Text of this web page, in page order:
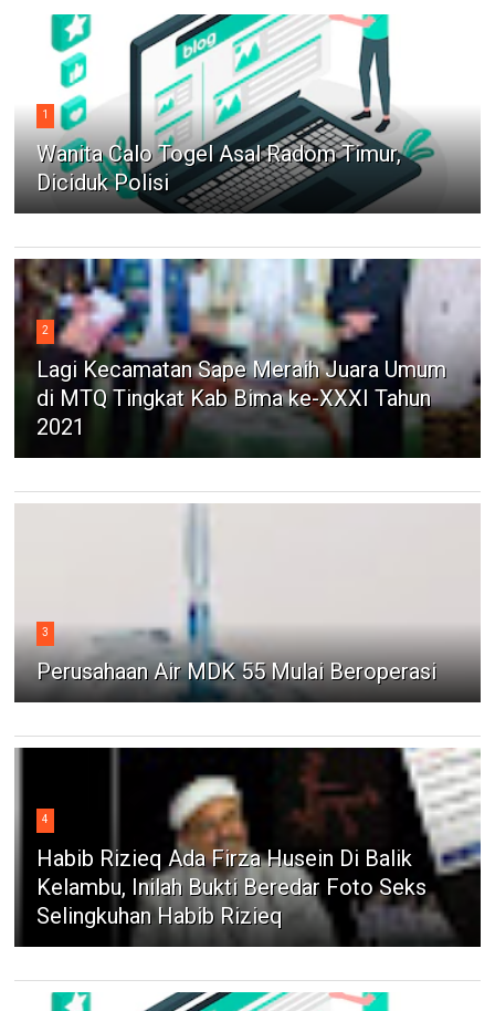
1
Wanita Calo Togel Asal Radom Timur,
Diciduk Polisi
2
Lagi Kecamatan Sape Meraih Juara Umum
di MTQ Tingkat Kab Bima ke-XXXI Tahun
2021
3
Perusahaan Air MDK 55 Mulai Beroperasi
4
Habib Rizieq Ada Firza Husein Di Balik
Kelambu, Inilah Bukti Beredar Foto Seks
Selingkuhan Habib Rizieq